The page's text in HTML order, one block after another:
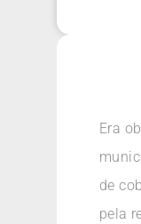
Era
de
pela